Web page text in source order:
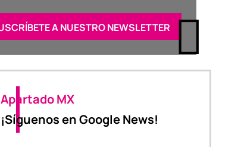
Apartado MX
¡Síguenos en Google News!